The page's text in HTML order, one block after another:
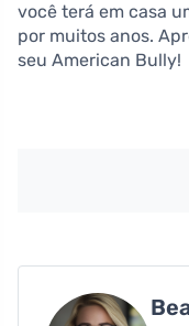
você terá em casa
por muitos anos.
seu American Bully!